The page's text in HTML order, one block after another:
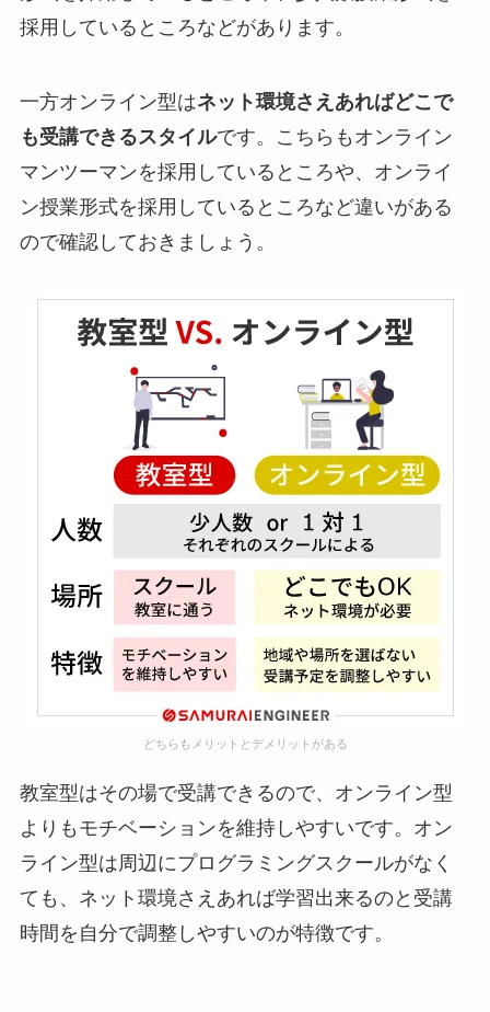
採用しているところなどがあります。
一方オンライン型はネット環境さえあればどこで
も受講できるスタイルです。こちらもオンライン
マンツーマンを採用しているところや、オンライ
ン授業形式を採用しているところなど違いがある
ので確認しておきましょう。
どちらもメリットとデメリットがある
教室型はその場で受講できるので、オンライン型
よりもモチベーションを維持しやすいです。オン
ライン型は周辺にプログラミングスクールがなく
ても、ネット環境さえあれば学習出来るのと受講
時間を自分で調整しやすいのが特徴です。